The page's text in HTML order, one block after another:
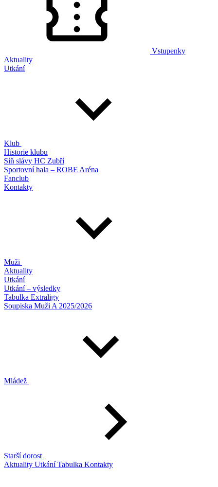
Vstupenky
Aktuality
Utkání
Klub
Historie klubu
Síň slávy HC Zubří
Sportovní hala – ROBE Aréna
Fanclub
Kontakty
Muži
Aktuality
Utkání
Utkání – výsledky
Tabulka Extraligy
Soupiska Muži A 2025/2026
Mládež
Starší dorost
Aktuality UtkáníTabulka Kontakty